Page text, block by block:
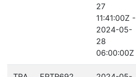
27
11:41:00Z -
2024-05-
28
06:00:00Z